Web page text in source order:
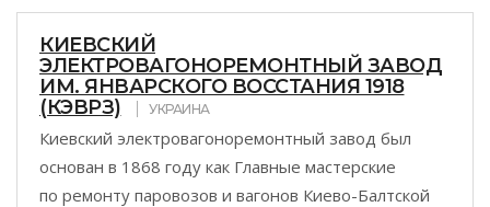
КИЕВСКИЙ
ЭЛЕКТРОВАГОНОРЕМОНТНЫЙ ЗАВОД
ИМ. ЯНВАРСКОГО ВОССТАНИЯ 1918
(КЭВРЗ)
УКРАИНА
Киевский электровагоноремонтный завод был
основан в 1868 году как Главные мастерские
по ремонту паровозов и вагонов Киево-Балтской